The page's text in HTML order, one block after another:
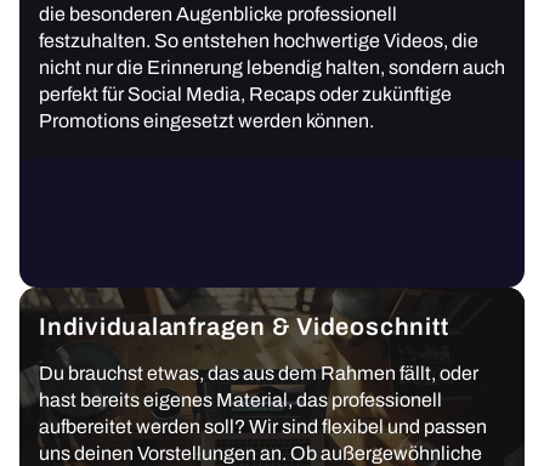
die besonderen Augenblicke professionell
festzuhalten. So entstehen hochwertige Videos, die
nicht nur die Erinnerung lebendig halten, sondern auch
perfekt für Social Media, Recaps oder zukünftige
Promotions eingesetzt werden können.
Individualanfragen & Videoschnitt
Du brauchst etwas, das aus dem Rahmen fällt, oder
hast bereits eigenes Material, das professionell
aufbereitet werden soll? Wir sind flexibel und passen
uns deinen Vorstellungen an. Ob außergewöhnliche